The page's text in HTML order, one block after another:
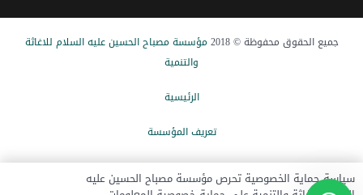
جميع الحقوق محفوظة © 2018
مؤسسة مصباح الحسین علیه السلام للاغاثة
والتنمیة
الرئيسیة
تعریف المؤسسة
الاخبار
سياسة حماية الخصوصية تحرص مؤسسة مصباح الحسين عليه